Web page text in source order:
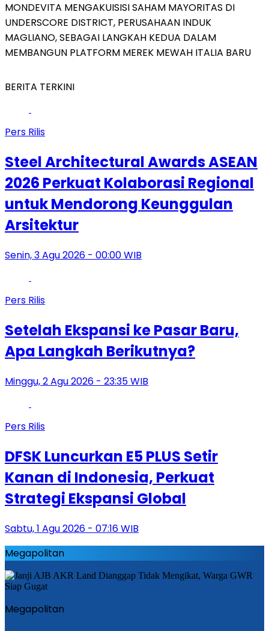
MONDEVITA MENGAKUISISI SAHAM MAYORITAS DI
UNDERSCORE DISTRICT, PERUSAHAAN INDUK
MAGLIANO, SEBAGAI LANGKAH KEDUA DALAM
MEMBANGUN PLATFORM MEREK MEWAH ITALIA BARU
BERITA TERKINI
Pers Rilis
Steel Architectural Awards ASEAN
2026 Perkuat Kolaborasi Regional
untuk Mendorong Keunggulan
Arsitektur
Senin, 3 Agu 2026 - 00:00 WIB
Pers Rilis
Setelah Ekspansi ke Pasar Baru,
Apa Langkah Berikutnya?
Minggu, 2 Agu 2026 - 23:35 WIB
Pers Rilis
DFSK Luncurkan E5 PLUS Setir
Kanan di Indonesia, Perkuat
Strategi Ekspansi Global
Sabtu, 1 Agu 2026 - 07:16 WIB
Megapolitan
Megapolitan